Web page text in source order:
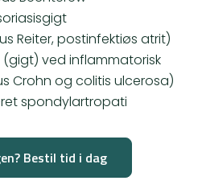
Reiter, postinfektiøs atrit)
(gigt) ved inflammatorisk
Crohn og colitis ulcerosa)
spondylartropati
Bestil tid i dag